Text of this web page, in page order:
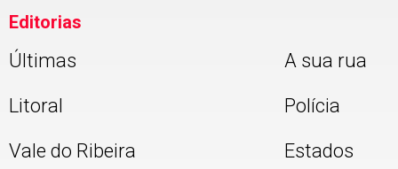
Editorias
Últimas
Litoral
Vale do Ribeira
A sua rua
Polícia
Estados